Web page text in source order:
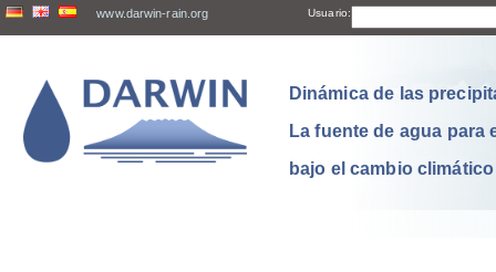
www.darwin-rain.org Usuario:
Dinámica de las
La fuente de agua para
bajo el cambio climático